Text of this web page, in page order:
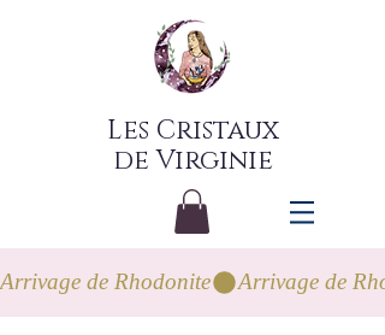
Les Cristaux
de Virginie
Arrivage de Rhodonite